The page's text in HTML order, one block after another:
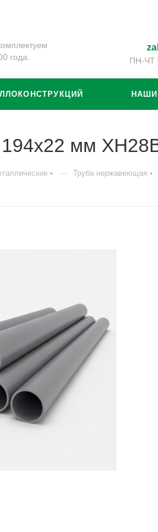
года.
ПН-ЧТ
194х22 мм
— Труба нержавеющая